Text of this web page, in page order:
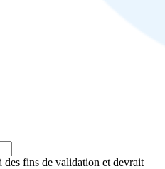
des fins de validation et devrait